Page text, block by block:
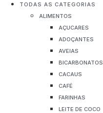
TODAS AS CATEGORIAS
ALIMENTOS
AÇUCARES
ADOÇANTES
AVEIAS
BICARBONATOS
CACAUS
CAFÉ
FARINHAS
LEITE DE COCO